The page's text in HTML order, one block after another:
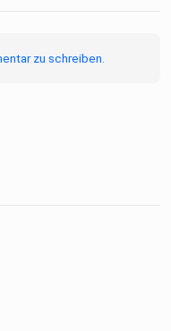
zu schreiben.